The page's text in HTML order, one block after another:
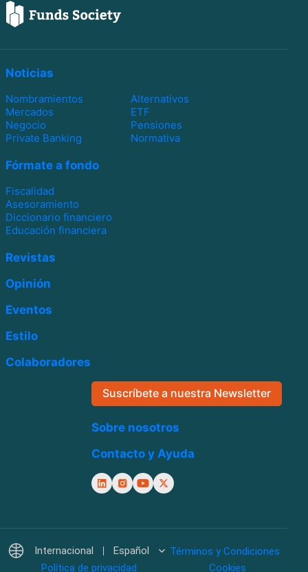
Noticias
Nombramientos
Alternativos
Mercados
ETF
Negocio
Pensiones
Private Banking
Normativa
Fórmate a fondo
Fiscalidad
Asesoramiento
Diccionario financiero
Educación financiera
Revistas
Opinión
Eventos
Estilo
Colaboradores
Suscríbete a nuestra Newsletter
Sobre nosotros
Contacto y Ayuda
Internacional Español
Términos y Condiciones
Política de privacidad
Cookies